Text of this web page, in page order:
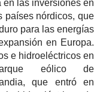
en las inversiones en
países nórdicos, que
para las energías
en Europa.
e hidroeléctricos en
eólico de
que entró en